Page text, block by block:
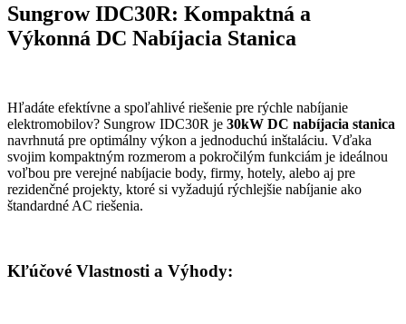
Sungrow IDC30R: Kompaktná a
Výkonná DC Nabíjacia Stanica
Hľadáte efektívne a spoľahlivé riešenie pre rýchle nabíjanie
elektromobilov? Sungrow IDC30R je 30kW DC nabíjacia stanica
navrhnutá pre optimálny výkon a jednoduchú inštaláciu. Vďaka
svojim kompaktným rozmerom a pokročilým funkciám je ideálnou
voľbou pre verejné nabíjacie body, firmy, hotely, alebo aj pre
rezidenčné projekty, ktoré si vyžadujú rýchlejšie nabíjanie ako
štandardné AC riešenia.
Kľúčové Vlastnosti a Výhody: